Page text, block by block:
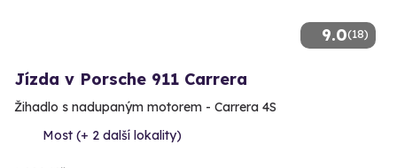
9.0(18)
Jízda v Porsche 911 Carrera
Žihadlo s nadupaným motorem - Carrera 4S
Most (+ 2 další lokality)